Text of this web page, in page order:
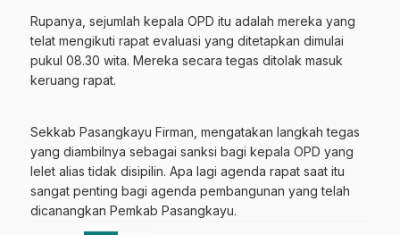
Rupanya, sejumlah kepala OPD itu adalah mereka yang
telat mengikuti rapat evaluasi yang ditetapkan dimulai
pukul 08.30 wita. Mereka secara tegas ditolak masuk
keruang rapat.
Sekkab Pasangkayu Firman, mengatakan langkah tegas
yang diambilnya sebagai sanksi bagi kepala OPD yang
lelet alias tidak disipilin. Apa lagi agenda rapat saat itu
sangat penting bagi agenda pembangunan yang telah
dicanangkan Pemkab Pasangkayu.